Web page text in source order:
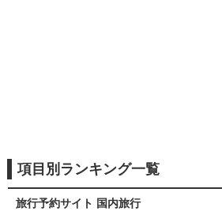
項目別ランキング一覧
旅行予約サイト 国内旅行